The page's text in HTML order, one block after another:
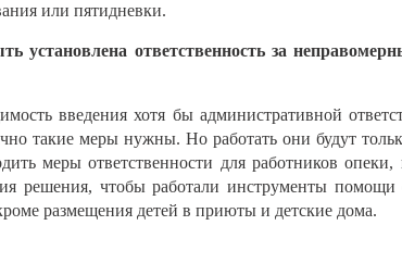
или пятидневки.
ответственность за
введения хотя бы административной
такие меры нужны. Но работать они будут
меры ответственности для работников
решения, чтобы работали инструменты
размещения детей в приюты и детские дома.